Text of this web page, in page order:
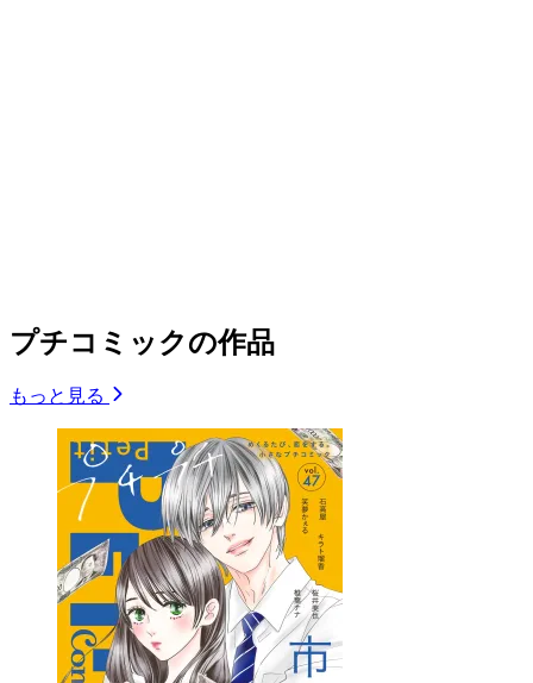
プチコミックの作品
もっと見る